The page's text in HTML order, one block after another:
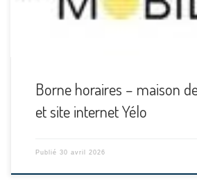
Borne horaires – maison
et site internet Yélo
Publié 30 avril 2026